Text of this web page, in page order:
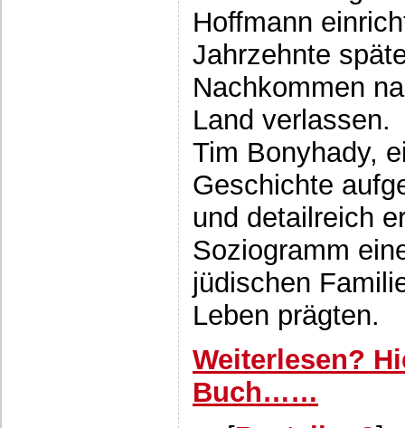
Hoffmann
Jahrzehnte
Nachkommen
Land verlassen.
Tim Bonyhady,
Geschichte
und detailreich
Soziogramm
jüdischen
Leben prägten.
Weiterlesen?
Buch……